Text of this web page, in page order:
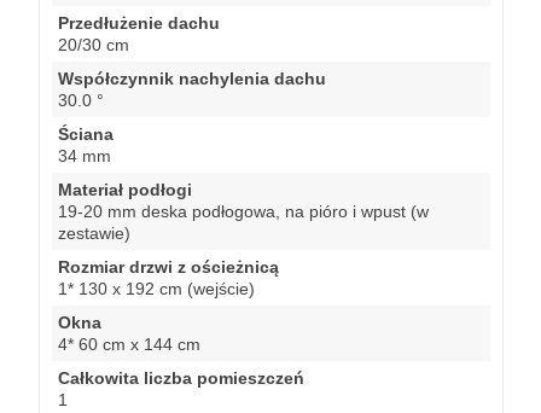
Przedłużenie dachu
20/30 cm
Współczynnik nachylenia dachu
30.0 °
Ściana
34 mm
Materiał podłogi
19-20 mm deska podłogowa, na pióro i wpust (w
zestawie)
Rozmiar drzwi z ościeżnicą
1* 130 x 192 cm (wejście)
Okna
4* 60 cm x 144 cm
Całkowita liczba pomieszczeń
1